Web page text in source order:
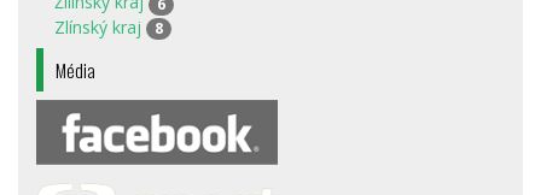
Zlínský kraj 8
Média